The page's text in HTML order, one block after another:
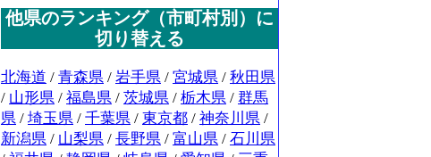
他県のランキング（市町村別）に
切り替える
北海道 / 青森県 / 岩手県 / 宮城県 / 秋田県
/ 山形県 / 福島県 / 茨城県 / 栃木県 / 群馬
県 / 埼玉県 / 千葉県 / 東京都 / 神奈川県 /
新潟県 / 山梨県 / 長野県 / 富山県 / 石川県